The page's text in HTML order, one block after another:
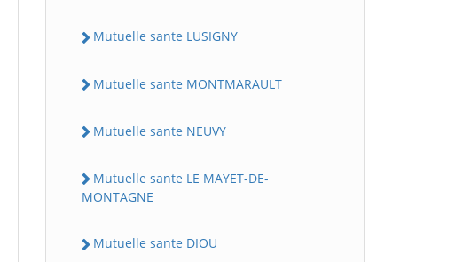
Mutuelle sante LUSIGNY
Mutuelle sante MONTMARAULT
Mutuelle sante NEUVY
Mutuelle sante LE MAYET-DE-
MONTAGNE
Mutuelle sante DIOU